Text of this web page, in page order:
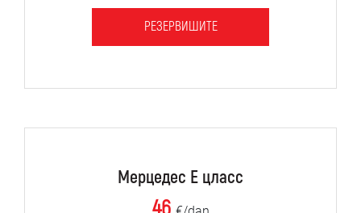
РЕЗЕРВИШИТЕ
Мерцедес Е цласс